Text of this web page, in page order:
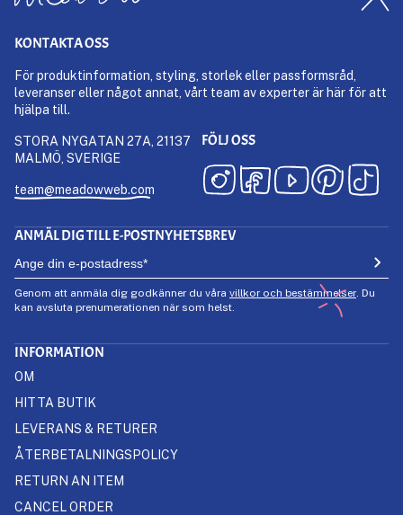
KONTAKTA OSS
För produktinformation, styling, storlek eller passformsråd,
leveranser eller något annat, vårt team av experter är här för att
hjälpa till.
STORA NYGATAN 27A, 21137
MALMÖ, SVERIGE
team@meadowweb.com
FÖLJ OSS
ANMÄL DIG TILL E-POSTNYHETSBREV
Genom att anmäla dig godkänner du våra villkor och bestämmelser. Du
kan avsluta prenumerationen när som helst.
INFORMATION
OM
HITTA BUTIK
LEVERANS & RETURER
ÅTERBETALNINGSPOLICY
RETURN AN ITEM
CANCEL ORDER